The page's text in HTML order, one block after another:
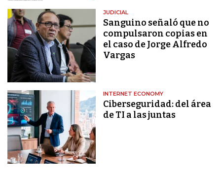
JUDICIAL
Sanguino señaló que no
compulsaron copias en
el caso de Jorge Alfredo
Vargas
INTERNET ECONOMY
Ciberseguridad: del área
de TI a las juntas